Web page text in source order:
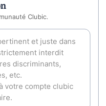
Clubic.